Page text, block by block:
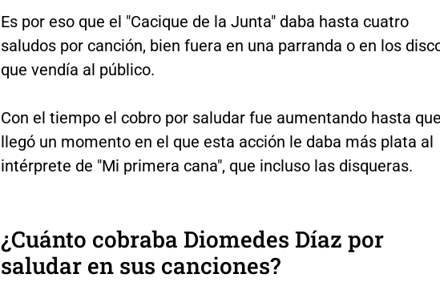
Es por eso que el "Cacique de la Junta" daba hasta cuatro
saludos por canción, bien fuera en una parranda o en los
que vendía al público.
Con el tiempo el cobro por saludar fue aumentando hasta
llegó un momento en el que esta acción le daba más plata al
intérprete de "Mi primera cana", que incluso las disqueras.
¿Cuánto cobraba Diomedes Díaz por
saludar en sus canciones?